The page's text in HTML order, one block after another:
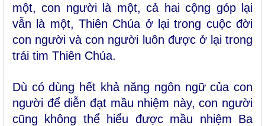
một, con người là một, cả hai cộng góp lại
vẫn là một, Thiên Chúa ở lại trong cuộc đời
con người và con người luôn được ở lại trong
trái tim Thiên Chúa.
Dù có dùng hết khả năng ngôn ngữ của con
người để diễn đạt mầu nhiệm này, con người
cũng không thể hiểu được mầu nhiệm Ba